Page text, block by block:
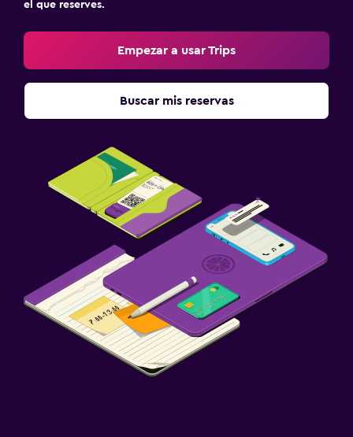
el que reserves.
Empezar a usar Trips
Buscar mis reservas